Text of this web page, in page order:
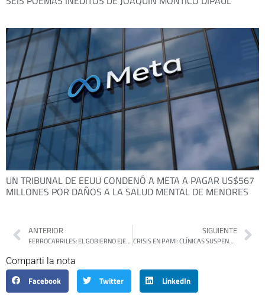
UN TRIBUNAL DE EEUU CONDENÓ A META A PAGAR US$567
MILLONES POR DAÑOS A LA SALUD MENTAL DE MENORES
ANTERIOR
FERROCARRILES: EL GOBIERNO EJECUTÓ MENOS DE LA MITAD DE LOS FONDOS PARA OBRAS
SIGUIENTE
CRISIS EN PAMI: CLÍNICAS SUSPENDEN TURNOS Y CIRUGÍAS PROGRAMADAS POR FALTA DE RECURSOS
Comparti la nota
Facebook
Twitter LinkedIn